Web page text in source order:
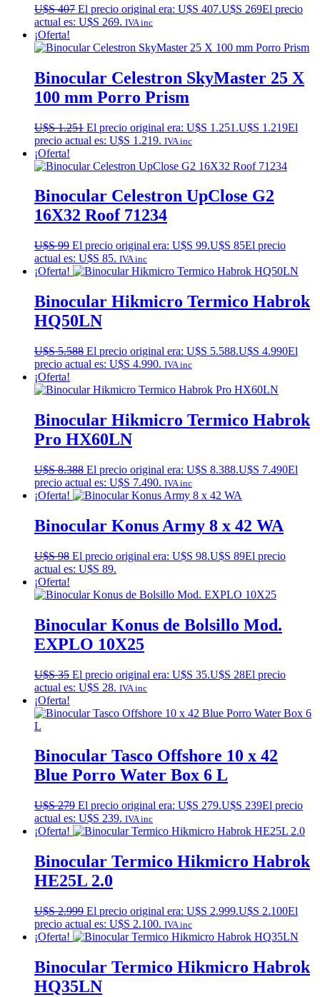
U$S407 El precio original era: U$S 407.U$S 269El precio
actual es: U$S 269. IVA inc
¡Oferta!
Binocular Celestron SkyMaster 25 X
100 mm Porro Prism
U$S1.251 El precio original era: U$S 1.251.U$S 1.219El
precio actual es: U$S 1.219. IVA inc
¡Oferta!
Binocular Celestron UpClose G2
16X32 Roof 71234
U$S99 El precio original era: U$S 99.U$S 85El precio
actual es: U$S 85. IVA inc
¡Oferta!
Binocular Hikmicro Termico Habrok
HQ50LN
U$S5.588 El precio original era: U$S 5.588.U$S 4.990El
precio actual es: U$S 4.990. IVA inc
¡Oferta!
Binocular Hikmicro Termico Habrok
Pro HX60LN
U$S8.388 El precio original era: U$S 8.388.U$S 7.490El
precio actual es: U$S 7.490. IVA inc
¡Oferta!
Binocular Konus Army 8 x 42 WA
U$S98 El precio original era: U$S 98.U$S 89El precio
actual es: U$S 89.
¡Oferta!
Binocular Konus de Bolsillo Mod.
EXPLO 10X25
U$S35 El precio original era: U$S 35.U$S 28El precio
actual es: U$S 28. IVA inc
¡Oferta!
Binocular Tasco Offshore 10 x 42
Blue Porro Water Box 6 L
U$S279 El precio original era: U$S 279.U$S 239El precio
actual es: U$S 239. IVA inc
¡Oferta!
Binocular Termico Hikmicro Habrok
HE25L 2.0
U$S2.999 El precio original era: U$S 2.999.U$S 2.100El
precio actual es: U$S 2.100. IVA inc
¡Oferta!
Binocular Termico Hikmicro Habrok
HQ35LN